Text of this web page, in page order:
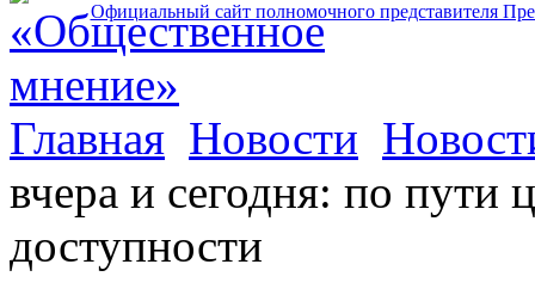
Главная Новости
вчера и сегодня: по пути
доступности